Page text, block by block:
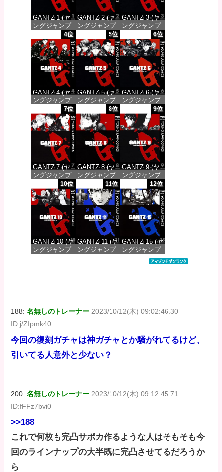
GANTZ 1 (ヤ
ングジャンプ
コミックス
DIGITAL)
価格：¥100
GANTZ 2 (ヤ
ングジャンプ
コミックス
DIGITAL)
価格：¥100
GANTZ 3 (ヤ
ングジャンプ
コミックス
DIGITAL)
価格：¥100
4位
GANTZ 4 (ヤ
ングジャンプ
コミックス
DIGITAL)
価格：¥100
5位
GANTZ 5 (ヤ
ングジャンプ
コミックス
DIGITAL)
価格：¥100
6位
GANTZ 6 (ヤ
ングジャンプ
コミックス
DIGITAL)
価格：¥100
7位
GANTZ 7 (ヤ
ングジャンプ
コミックス
DIGITAL)
価格：¥100
8位
GANTZ 8 (ヤ
ングジャンプ
コミックス
DIGITAL)
価格：¥100
9位
GANTZ 9 (ヤ
ングジャンプ
コミックス
DIGITAL)
価格：¥100
10位
GANTZ 10 (ヤ
ングジャンプ
11位
GANTZ 11 (ヤ
ングジャンプ
12位
GANTZ 15 (ヤ
ングジャンプ
コミックス
188:名無しのトレーナー 2023/10/12(木) 09:02:46.30
ID:j/ZIpmk40
今回の復刻ガチャは神ガチャとか騒がれてるけど、
引いてる人意外と少ない？
200:名無しのトレーナー 2023/10/12(木) 09:12:45.71
ID:fFFz7bvi0
>>188
これで何枚も完凸サポカ作るような人はそもそも今
回のラインナップの大半既に完凸させてるだろうか
ら